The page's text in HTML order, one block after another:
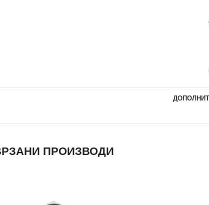
ПРОИЗВОДИ